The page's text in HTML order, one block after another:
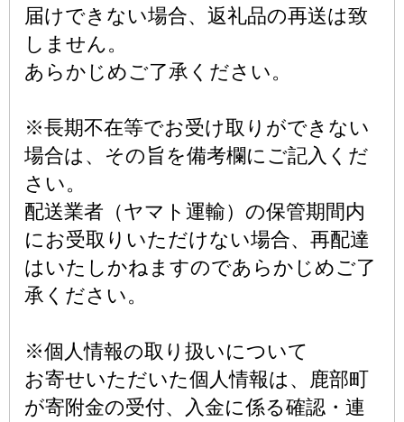
届けできない場合、返礼品の再送は致
しません。
あらかじめご了承ください。
※長期不在等でお受け取りができない
場合は、その旨を備考欄にご記入くだ
さい。
配送業者（ヤマト運輸）の保管期間内
にお受取りいただけない場合、再配達
はいたしかねますのであらかじめご了
承ください。
※個人情報の取り扱いについて
お寄せいただいた個人情報は、鹿部町
が寄附金の受付、入金に係る確認・連